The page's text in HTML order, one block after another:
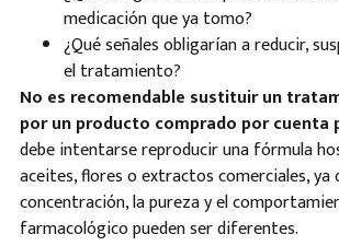
medicación que ya tomo?
¿Qué señales obligarían a reducir,
el tratamiento?
No es recomendable sustituir un
por un producto comprado por cuenta
debe intentarse reproducir una fórmula
aceites, flores o extractos comerciales, ya
concentración, la pureza y el
farmacológico pueden ser diferentes.